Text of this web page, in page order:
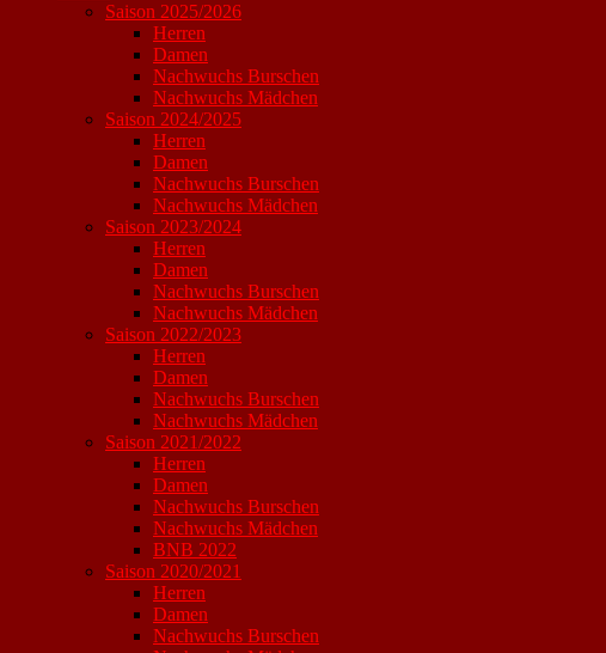
Saison 2025/2026
Herren
Damen
Nachwuchs Burschen
Nachwuchs Mädchen
Saison 2024/2025
Herren
Damen
Nachwuchs Burschen
Nachwuchs Mädchen
Saison 2023/2024
Herren
Damen
Nachwuchs Burschen
Nachwuchs Mädchen
Saison 2022/2023
Herren
Damen
Nachwuchs Burschen
Nachwuchs Mädchen
Saison 2021/2022
Herren
Damen
Nachwuchs Burschen
Nachwuchs Mädchen
BNB 2022
Saison 2020/2021
Herren
Damen
Nachwuchs Burschen